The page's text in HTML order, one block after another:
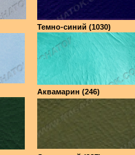
Темно-синий (1030)
Аквамарин (246)